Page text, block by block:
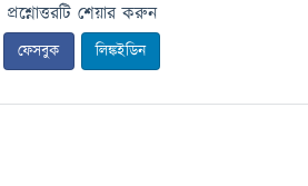
প্রশ্নোত্তরটি শেয়ার করুন
ফেসবুক লিঙ্কইডিন